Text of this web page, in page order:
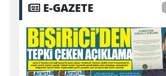
E-GAZETE